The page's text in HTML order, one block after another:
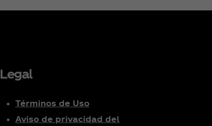
Legal
Términos de Uso
Aviso de privacidad del